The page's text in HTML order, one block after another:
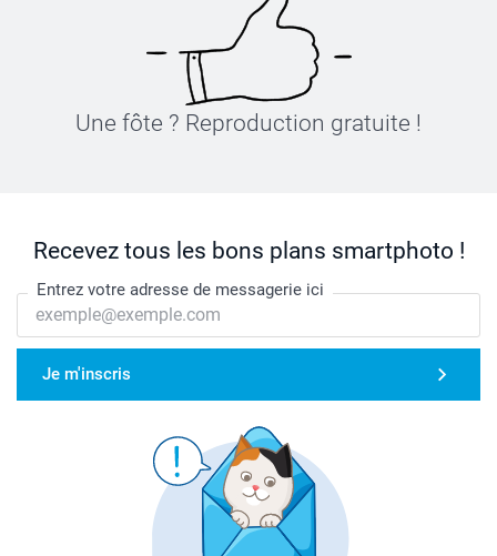
Une fôte ? Reproduction gratuite !
Recevez tous les bons plans smartphoto !
Entrez votre adresse de messagerie ici
Je m'inscris